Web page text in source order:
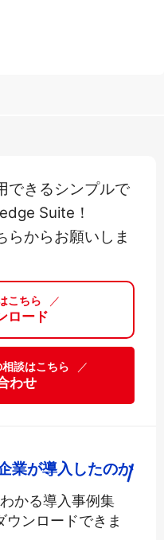
できるシンプルで
Suite！
らからお願いしま
こちら ／
ロード
談はこちら ／
わせ
業が導入したのか
かる導入事例集
ウンロードできま